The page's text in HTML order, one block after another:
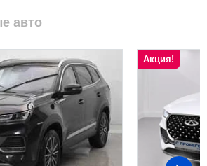
авто
Акция!